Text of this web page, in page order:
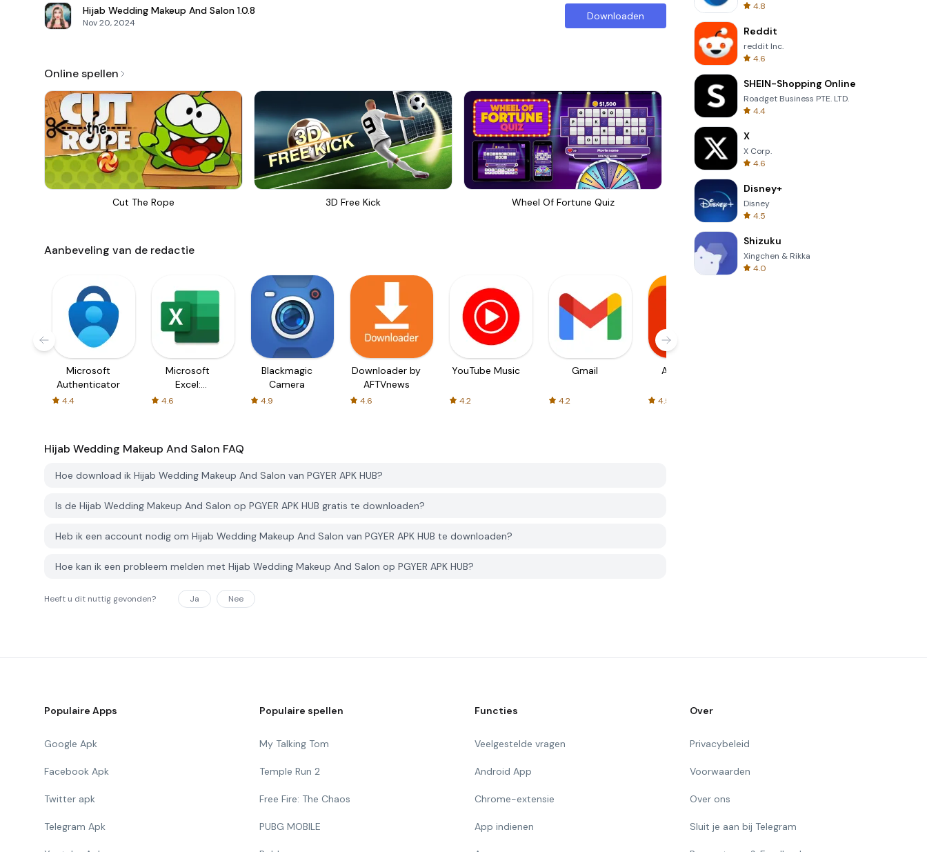
Hijab Wedding Makeup And Salon 1.0.8
Nov 20, 2024
Downloaden
Online spellen
Cut The Rope 3D Free Kick Wheel Of Fortune Quiz Perfect Piano
Aanbeveling van de redactie
Microsoft
Authenticator
4.4
Microsoft
Excel:
Spreadsheets
4.6
Blackmagic
Camera
4.9
Downloader by
AFTVnews
4.6
YouTube Music
4.2
Gmail
4.2
AliExpress
4.5
Hijab Wedding Makeup And Salon FAQ
Hoe download ik Hijab Wedding Makeup And Salon van PGYER APK HUB?
Is de Hijab Wedding Makeup And Salon op PGYER APK HUB gratis te downloaden?
Heb ik een account nodig om Hijab Wedding Makeup And Salon van PGYER APK HUB te downloaden?
Hoe kan ik een probleem melden met Hijab Wedding Makeup And Salon op PGYER APK HUB?
Heeft u dit nuttig gevonden? Ja Nee
4.8
Reddit
reddit Inc.
4.6
SHEIN-Shopping Online
Roadget Business PTE. LTD.
4.4
X
X Corp.
4.6
Disney+
Disney
4.5
Shizuku
Xingchen & Rikka
4.0
Populaire Apps
Google Apk
Facebook Apk
Twitter apk
Telegram Apk
Populaire spellen
My Talking Tom
Temple Run 2
Free Fire: The Chaos
PUBG MOBILE
Functies
Veelgestelde vragen
Android App
Chrome-extensie
App indienen
Over
Privacybeleid
Voorwaarden
Over ons
Sluit je aan bij Telegram